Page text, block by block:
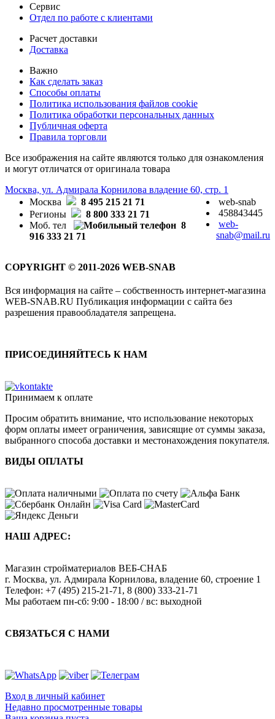
Сервис
Отдел по работе с клиентами
Расчет доставки
Доставка
Важно
Как сделать заказ
Способы оплаты
Политика использования файлов cookie
Политика обработки персональных данных
Публичная оферта
Правила торговли
Все изображения на сайте являются только для ознакомления
и могут отличатся от оригинала товара
Москва, ул. Адмирала Корнилова владение 60, стр. 1
Москва
8 495 215 21 71
Регионы
8 800 333 21 71
Моб. тел
8
916 333 21 71
web-snab
458843445
web-
snab@mail.ru
COPYRIGHT © 2011-2026 WEB-SNAB
Вся информация на сайте – собственность интернет-магазина
WEB-SNAB.RU Публикация информации с сайта без
разрешения правообладателя запрещена.
ПРИСОЕДИНЯЙТЕСЬ К НАМ
Принимаем к оплате
Просим обратить внимание, что использование некоторых
форм оплаты имеет ограничения, зависящие от суммы заказа,
выбранного способа доставки и местонахождения покупателя.
ВИДЫ ОПЛАТЫ
НАШ АДРЕС:
Магазин стройматериалов ВЕБ-СНАБ
г. Москва, ул. Адмирала Корнилова, владение 60, строение 1
Телефон: +7 (495) 215-21-71 , 8 (800) 333-21-71
Мы работаем пн-сб: 9:00 - 18:00 / вс: выходной
СВЯЗАТЬСЯ С НАМИ
Вход в личный кабинет
Недавно просмотренные товары